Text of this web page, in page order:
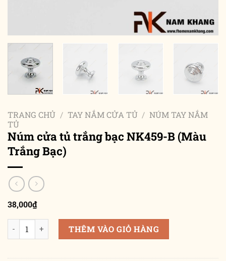
TRANG CHỦ / TAY NẮM CỬA TỦ / NÚM TAY NẮM
TỦ
Núm cửa tủ trắng bạc NK459-B (Màu
Trắng Bạc)
38,000₫
Núm cửa tủ trắng bạc NK459-B (Màu Trắng Bạc) số lượng
THÊM VÀO GIỎ HÀNG